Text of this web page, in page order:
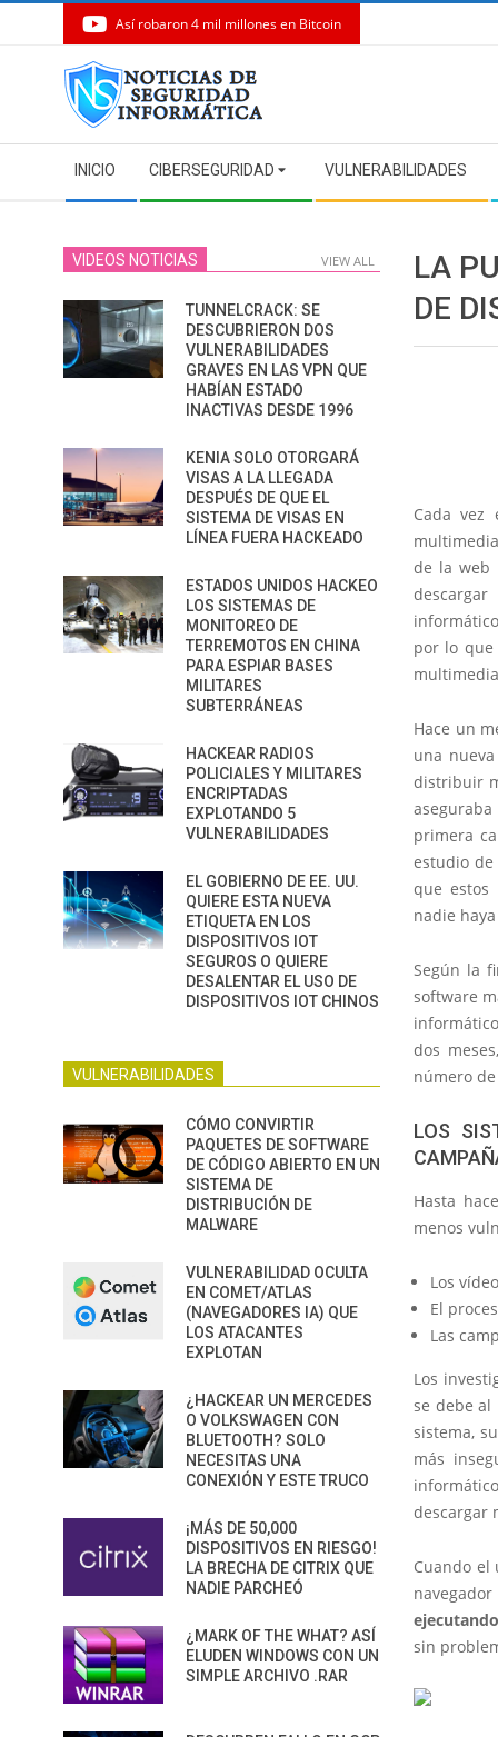
Así robaron 4 mil millones en Bitcoin
Navigation
Menu
INICIO CIBERSEGURIDAD VULNERABILIDADES
LA
DE
Cada
de la web
por lo que
Hace un
una
distribuir
primera
estudio
que estos
nadie
Según la
software
dos
número
LOS
Hasta
menos
Los
El
Las
Los
se debe al
sistema,
más
descargar
Cuando el
sin
VIDEOS NOTICIAS VIEW ALL
TUNNELCRACK: SE
DESCUBRIERON DOS
VULNERABILIDADES
GRAVES EN LAS VPN QUE
HABÍAN ESTADO
INACTIVAS DESDE 1996
KENIA SOLO OTORGARÁ
VISAS A LA LLEGADA
DESPUÉS DE QUE EL
SISTEMA DE VISAS EN
LÍNEA FUERA HACKEADO
ESTADOS UNIDOS HACKEO
LOS SISTEMAS DE
MONITOREO DE
TERREMOTOS EN CHINA
PARA ESPIAR BASES
MILITARES
SUBTERRÁNEAS
HACKEAR RADIOS
POLICIALES Y MILITARES
ENCRIPTADAS
EXPLOTANDO 5
VULNERABILIDADES
EL GOBIERNO DE EE. UU.
QUIERE ESTA NUEVA
ETIQUETA EN LOS
DISPOSITIVOS IOT
SEGUROS O QUIERE
DESALENTAR EL USO DE
DISPOSITIVOS IOT CHINOS
VULNERABILIDADES
CÓMO CONVIRTIR
PAQUETES DE SOFTWARE
DE CÓDIGO ABIERTO EN UN
SISTEMA DE
DISTRIBUCIÓN DE
MALWARE
VULNERABILIDAD OCULTA
EN COMET/ATLAS
(NAVEGADORES IA) QUE
LOS ATACANTES
EXPLOTAN
¿HACKEAR UN MERCEDES
O VOLKSWAGEN CON
BLUETOOTH? SOLO
NECESITAS UNA
CONEXIÓN Y ESTE TRUCO
¡MÁS DE 50,000
DISPOSITIVOS EN RIESGO!
LA BRECHA DE CITRIX QUE
NADIE PARCHEÓ
¿MARK OF THE WHAT? ASÍ
ELUDEN WINDOWS CON UN
SIMPLE ARCHIVO .RAR